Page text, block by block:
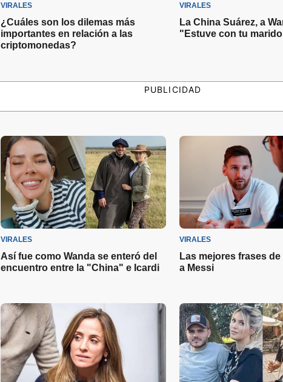
VIRALES
¿Cuáles son los dilemas más
importantes en relación a las
criptomonedas?
VIRALES
La China Suárez, a
"Estuve con tu
PUBLICIDAD
VIRALES
Así fue como Wanda se enteró del
encuentro entre la "China" e Icardi
VIRALES
Las mejores frases
a Messi